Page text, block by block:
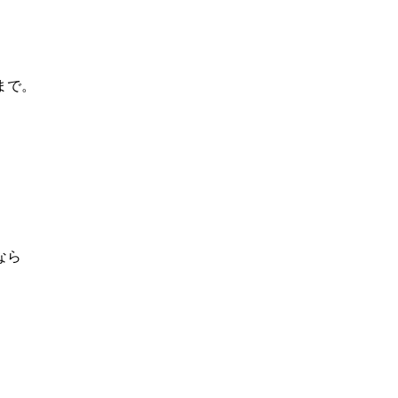
。
ら